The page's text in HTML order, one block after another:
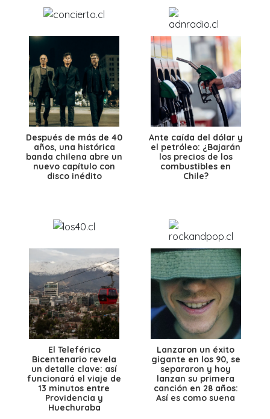
Después de más de 40
años, una histórica
banda chilena abre un
nuevo capítulo con
disco inédito
Ante caída del dólar y
el petróleo: ¿Bajarán
los precios de los
combustibles en
Chile?
El Teleférico
Bicentenario revela
un detalle clave: así
funcionará el viaje de
13 minutos entre
Providencia y
Huechuraba
Lanzaron un éxito
gigante en los 90, se
separaron y hoy
lanzan su primera
canción en 28 años:
Así es como suena